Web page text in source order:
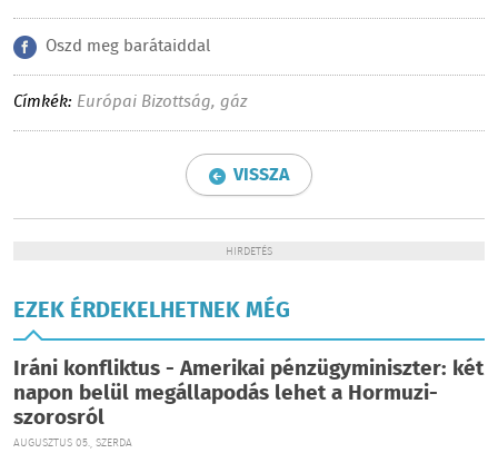
Oszd meg barátaiddal
Címkék: Európai Bizottság, gáz
VISSZA
HIRDETÉS
EZEK ÉRDEKELHETNEK MÉG
Iráni konfliktus - Amerikai pénzügyminiszter: két
napon belül megállapodás lehet a Hormuzi-
szorosról
AUGUSZTUS 05., SZERDA